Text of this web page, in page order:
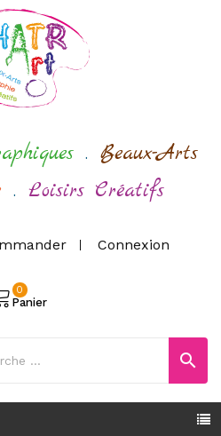
. Beaux-Arts
. Loisirs Créatifs
Connexion
Panier
0
search